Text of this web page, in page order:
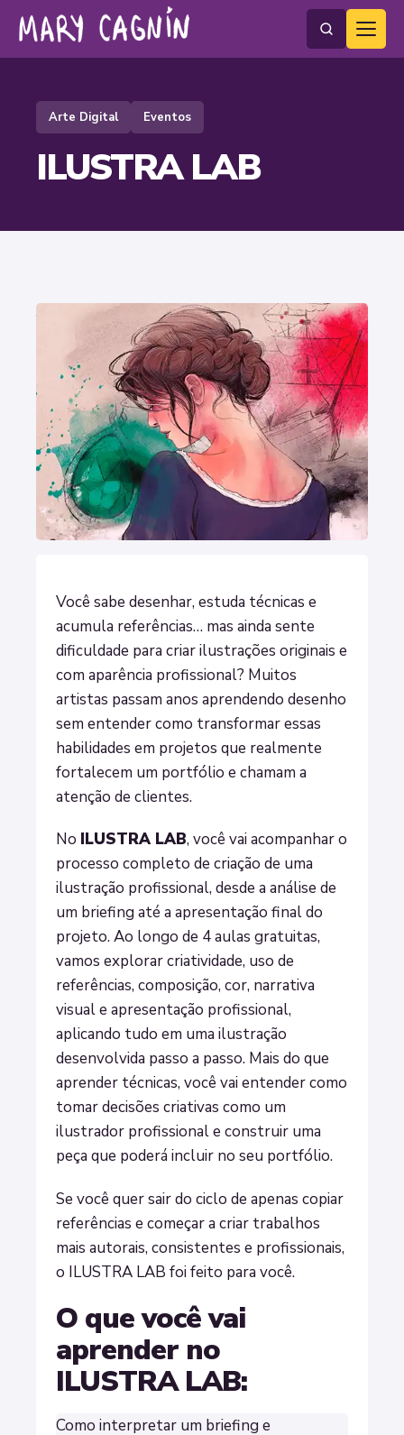
Arte Digital Eventos
ILUSTRA LAB
Você sabe desenhar, estuda técnicas e
acumula referências… mas ainda sente
dificuldade para criar ilustrações originais e
com aparência profissional? Muitos
artistas passam anos aprendendo desenho
sem entender como transformar essas
habilidades em projetos que realmente
fortalecem um portfólio e chamam a
atenção de clientes.
No ILUSTRA LAB, você vai acompanhar o
processo completo de criação de uma
ilustração profissional, desde a análise de
um briefing até a apresentação final do
projeto. Ao longo de 4 aulas gratuitas,
vamos explorar criatividade, uso de
referências, composição, cor, narrativa
visual e apresentação profissional,
aplicando tudo em uma ilustração
desenvolvida passo a passo. Mais do que
aprender técnicas, você vai entender como
tomar decisões criativas como um
ilustrador profissional e construir uma
peça que poderá incluir no seu portfólio.
Se você quer sair do ciclo de apenas copiar
referências e começar a criar trabalhos
mais autorais, consistentes e profissionais,
o ILUSTRA LAB foi feito para você.
O que você vai
aprender no
ILUSTRA LAB:
Como interpretar um briefing e